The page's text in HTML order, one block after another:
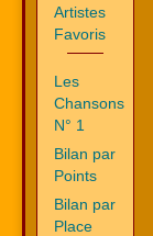
Artistes
Favoris
Les
Chansons
N° 1
Bilan par
Points
Bilan par
Place